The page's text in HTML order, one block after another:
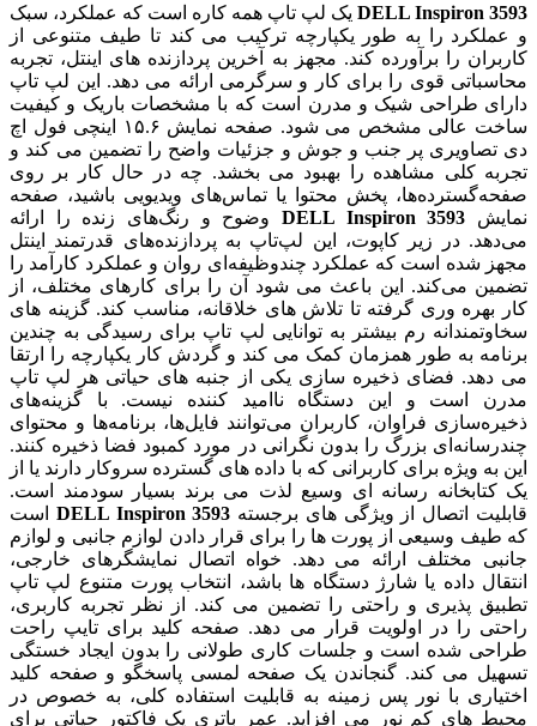
DELL Inspiron 3593 یک لپ تاپ همه کاره است که عملکرد، سبک
و عملکرد را به طور یکپارچه ترکیب می کند تا طیف متنوعی از
کاربران را برآورده کند. مجهز به آخرین پردازنده های اینتل، تجربه
محاسباتی قوی را برای کار و سرگرمی ارائه می دهد. این لپ تاپ
دارای طراحی شیک و مدرن است که با مشخصات باریک و کیفیت
ساخت عالی مشخص می شود. صفحه نمایش ۱۵.۶ اینچی فول اچ
دی تصاویری پر جنب و جوش و جزئیات واضح را تضمین می کند و
تجربه کلی مشاهده را بهبود می بخشد. چه در حال کار بر روی
صفحه‌گسترده‌ها، پخش محتوا یا تماس‌های ویدیویی باشید، صفحه
نمایش DELL Inspiron 3593
وضوح و رنگ‌های زنده را ارائه
می‌دهد. در زیر کاپوت، این لپ‌تاپ به پردازنده‌های قدرتمند اینتل
مجهز شده است که عملکرد چندوظیفه‌ای روان و عملکرد کارآمد را
تضمین می‌کند. این باعث می شود آن را برای کارهای مختلف، از
کار بهره وری گرفته تا تلاش های خلاقانه، مناسب کند. گزینه های
سخاوتمندانه رم بیشتر به توانایی لپ تاپ برای رسیدگی به چندین
برنامه به طور همزمان کمک می کند و گردش کار یکپارچه را ارتقا
می دهد. فضای ذخیره سازی یکی از جنبه های حیاتی هر لپ تاپ
مدرن است و این دستگاه ناامید کننده نیست. با گزینه‌های
ذخیره‌سازی فراوان، کاربران می‌توانند فایل‌ها، برنامه‌ها و محتوای
چندرسانه‌ای بزرگ را بدون نگرانی در مورد کمبود فضا ذخیره کنند.
این به ویژه برای کاربرانی که با داده های گسترده سروکار دارند یا از
یک کتابخانه رسانه ای وسیع لذت می برند بسیار سودمند است.
قابلیت اتصال از ویژگی های برجسته DELL Inspiron 3593
است
که طیف وسیعی از پورت ها را برای قرار دادن لوازم جانبی و لوازم
جانبی مختلف ارائه می دهد. خواه اتصال نمایشگرهای خارجی،
انتقال داده یا شارژ دستگاه ها باشد، انتخاب پورت متنوع لپ تاپ
تطبیق پذیری و راحتی را تضمین می کند. از نظر تجربه کاربری،
راحتی را در اولویت قرار می دهد. صفحه کلید برای تایپ راحت
طراحی شده است و جلسات کاری طولانی را بدون ایجاد خستگی
تسهیل می کند. گنجاندن یک صفحه لمسی پاسخگو و صفحه کلید
اختیاری با نور پس زمینه به قابلیت استفاده کلی، به خصوص در
محیط های کم نور می افزاید. عمر باتری یک فاکتور حیاتی برای